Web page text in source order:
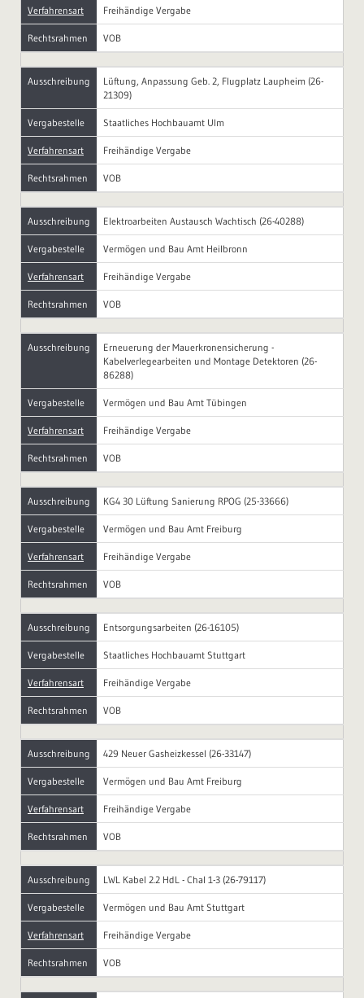
Verfahrensart Freihändige Vergabe
Rechtsrahmen VOB
Ausschreibung
Lüftung, Anpassung Geb. 2, Flugplatz Laupheim (26-
21309)
Vergabestelle Staatliches Hochbauamt Ulm
Verfahrensart Freihändige Vergabe
Rechtsrahmen VOB
Ausschreibung Elektroarbeiten Austausch Wachtisch (26-40288)
Vergabestelle Vermögen und Bau Amt Heilbronn
Verfahrensart Freihändige Vergabe
Rechtsrahmen VOB
Ausschreibung
Erneuerung der Mauerkronensicherung -
Kabelverlegearbeiten und Montage Detektoren (26-
86288)
Vergabestelle Vermögen und Bau Amt Tübingen
Verfahrensart Freihändige Vergabe
Rechtsrahmen VOB
Ausschreibung KG4 30 Lüftung Sanierung RPOG (25-33666)
Vergabestelle Vermögen und Bau Amt Freiburg
Verfahrensart Freihändige Vergabe
Rechtsrahmen VOB
Ausschreibung Entsorgungsarbeiten (26-16105)
Vergabestelle Staatliches Hochbauamt Stuttgart
Verfahrensart Freihändige Vergabe
Rechtsrahmen VOB
Ausschreibung 429 Neuer Gasheizkessel (26-33147)
Vergabestelle Vermögen und Bau Amt Freiburg
Verfahrensart Freihändige Vergabe
Rechtsrahmen VOB
Ausschreibung LWL Kabel 2.2 HdL - Chal 1-3 (26-79117)
Vergabestelle Vermögen und Bau Amt Stuttgart
Verfahrensart Freihändige Vergabe
Rechtsrahmen VOB